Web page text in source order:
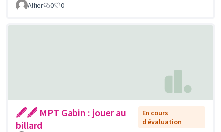
Alfier 0 0
🖋🖋 MPT Gabin : jouer au
billard
En cours
d'évaluation